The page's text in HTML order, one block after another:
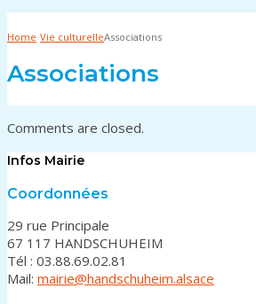
Home Vie culturelleAssociations
Associations
Comments are closed.
Infos Mairie
Coordonnées
29 rue Principale
67 117 HANDSCHUHEIM
Tél : 03.88.69.02.81
Mail: mairie@handschuheim.alsace